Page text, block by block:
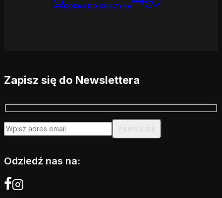
DODAJ DO KOSZYKA
Zapisz się do Newslettera
Odziedź nas na: